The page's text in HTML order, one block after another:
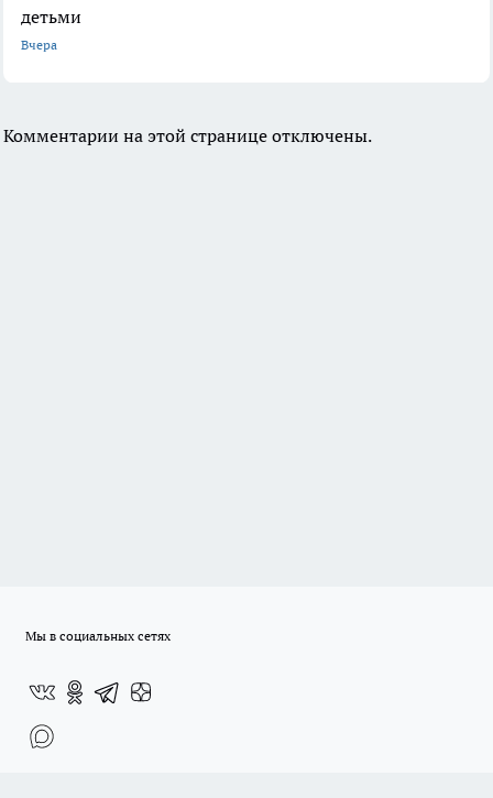
детьми
Вчера
Комментарии на этой странице отключены.
Мы в социальных сетях